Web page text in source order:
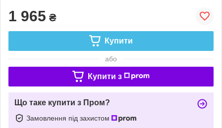
1 965 ₴
Купити
або
Купити з
Що таке купити з Пром?
Замовлення під захистом